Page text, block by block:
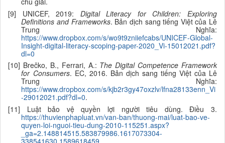
[9] UNICEF, 2019: Digital Literacy for Children: Exploring
Definitions and Frameworks. Bản dịch sang tiếng Việt của Lê
Trung Nghĩa:
https://www.dropbox.com/s/wo9t9zniiefcabs/UNICEF-Global-
Insight-digital-literacy-scoping-paper-2020_Vi-15012021.pdf?
dl=0
[10] Brečko, B., Ferrari, A.: The Digital Competence Framework
for Consumers. EC, 2016. Bản dịch sang tiếng Việt của Lê
Trung Nghĩa:
https://www.dropbox.com/s/kjb2r3gy47oxzlv/lfna28133enn_Vi
-29012021.pdf?dl=0.
[11] Luật bảo vệ quyền lợi người tiêu dùng. Điều 3.
https://thuvienphapluat.vn/van-ban/thuong-mai/luat-bao-ve-
quyen-loi-nguoi-tieu-dung-2010-115251.aspx?
_ga=2.148814515.583879986.1617073304-
338541630.1589618459